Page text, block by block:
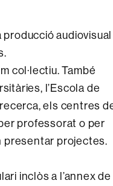
audiovisual
col·lectiu. També
l’Escola de
els centres
professorat o per
presentar projectes.
inclòs a l’annex de